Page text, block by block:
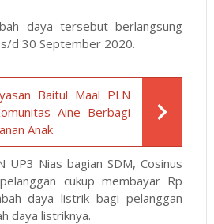
daya tersebut berlangsung
s/d 30 September 2020.
Baitul Maal PLN
Aine Berbagi
Anak
UP3 Nias bagian SDM, Cosinus
cukup membayar Rp
daya listrik bagi pelanggan
daya listriknya.